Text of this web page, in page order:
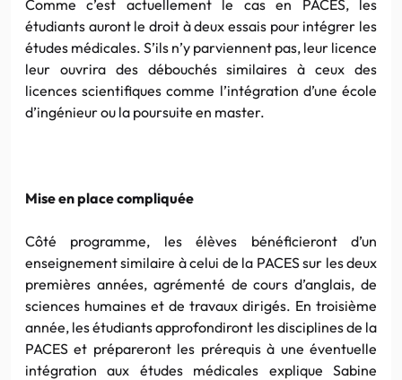
Comme c’est actuellement le cas en PACES, les
étudiants auront le droit à deux essais pour intégrer les
études médicales. S’ils n’y parviennent pas, leur licence
leur ouvrira des débouchés similaires à ceux des
licences scientifiques comme l’intégration d’une école
d’ingénieur ou la poursuite en master.
Mise en place compliquée
Côté programme, les élèves bénéficieront d’un
enseignement similaire à celui de la PACES sur les deux
premières années, agrémenté de cours d’anglais, de
sciences humaines et de travaux dirigés. En troisième
année, les étudiants approfondiront les disciplines de la
PACES et prépareront les prérequis à une éventuelle
intégration aux études médicales explique Sabine